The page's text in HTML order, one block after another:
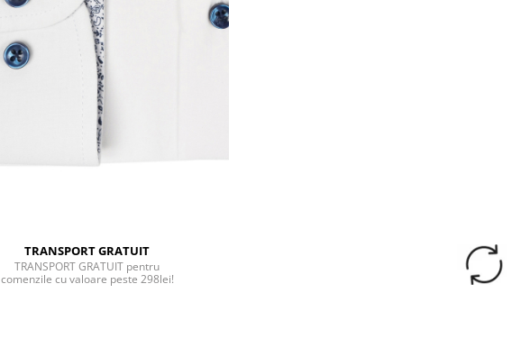
TRANSPORT GRATUIT
TRANSPORT GRATUIT pentru
comenzile cu valoare peste 298lei!